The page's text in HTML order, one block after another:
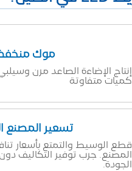
موك
إنتاج الإضاءة الصاعد مرن
كميات متفاوتة
تسعير المصنع
قطع الوسيط والتمتع بأسعار
المصنع. جرب توفير التكاليف
الجودة.